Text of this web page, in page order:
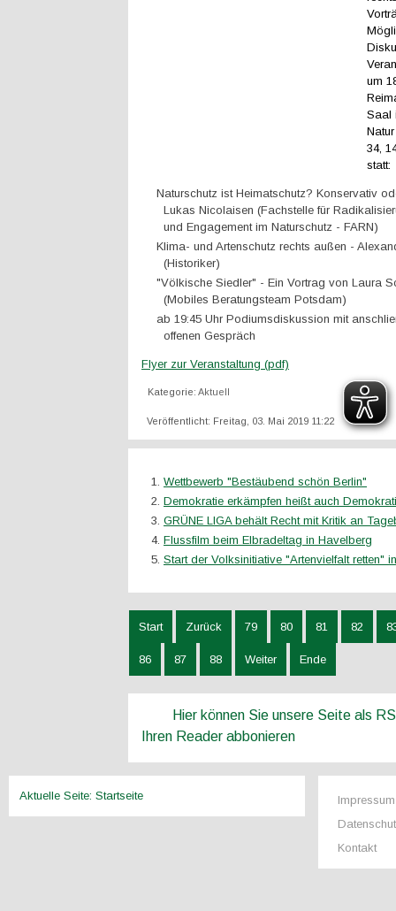
um
Saal
34,
statt:
Naturschutz ist Heimatschutz? Konservativ
Lukas Nicolaisen (Fachstelle für
und Engagement im Naturschutz - FARN)
Klima- und Artenschutz rechts außen -
(Historiker)
"Völkische Siedler" - Ein Vortrag von Laura
(Mobiles Beratungsteam Potsdam)
ab 19:45 Uhr Podiumsdiskussion mit
offenen Gespräch
Flyer zur Veranstaltung (pdf)
Kategorie: Aktuell
Veröffentlicht: Freitag, 03. Mai 2019 11:22
Wettbewerb "Bestäubend schön Berlin"
Demokratie erkämpfen heißt auch
GRÜNE LIGA behält Recht mit Kritik an
Flussfilm beim Elbradeltag in Havelberg
Start der Volksinitiative "Artenvielfalt retten"
Start Zurück 79 80 81 82
86 87 88 Weiter Ende
Hier können Sie unsere Seite als
Ihren Reader abbonieren
Aktuelle Seite: Startseite
Impressum
Kontakt